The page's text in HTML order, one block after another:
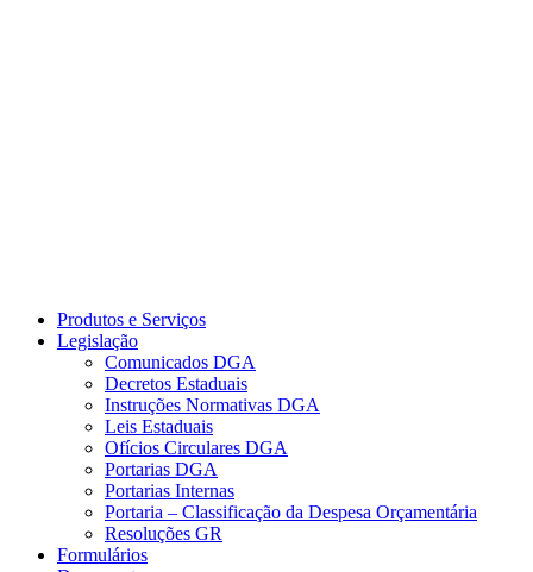
Produtos e Serviços
Legislação
Comunicados DGA
Decretos Estaduais
Instruções Normativas DGA
Leis Estaduais
Ofícios Circulares DGA
Portarias DGA
Portarias Internas
Portaria – Classificação da Despesa Orçamentária
Resoluções GR
Formulários